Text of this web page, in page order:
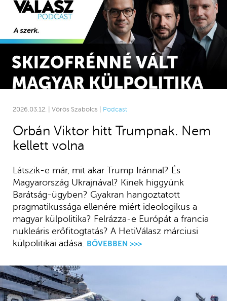
2026.03.12. | Vörös Szabolcs | Podcast
Orbán Viktor hitt Trumpnak. Nem
kellett volna
Látszik-e már, mit akar Trump Iránnal? És
Magyarország Ukrajnával? Kinek higgyünk
Barátság-ügyben? Gyakran hangoztatott
pragmatikussága ellenére miért ideologikus a
magyar külpolitika? Felrázza-e Európát a francia
nukleáris erőfitogtatás? A HetiVálasz márciusi
külpolitikai adása. BŐVEBBEN >>>